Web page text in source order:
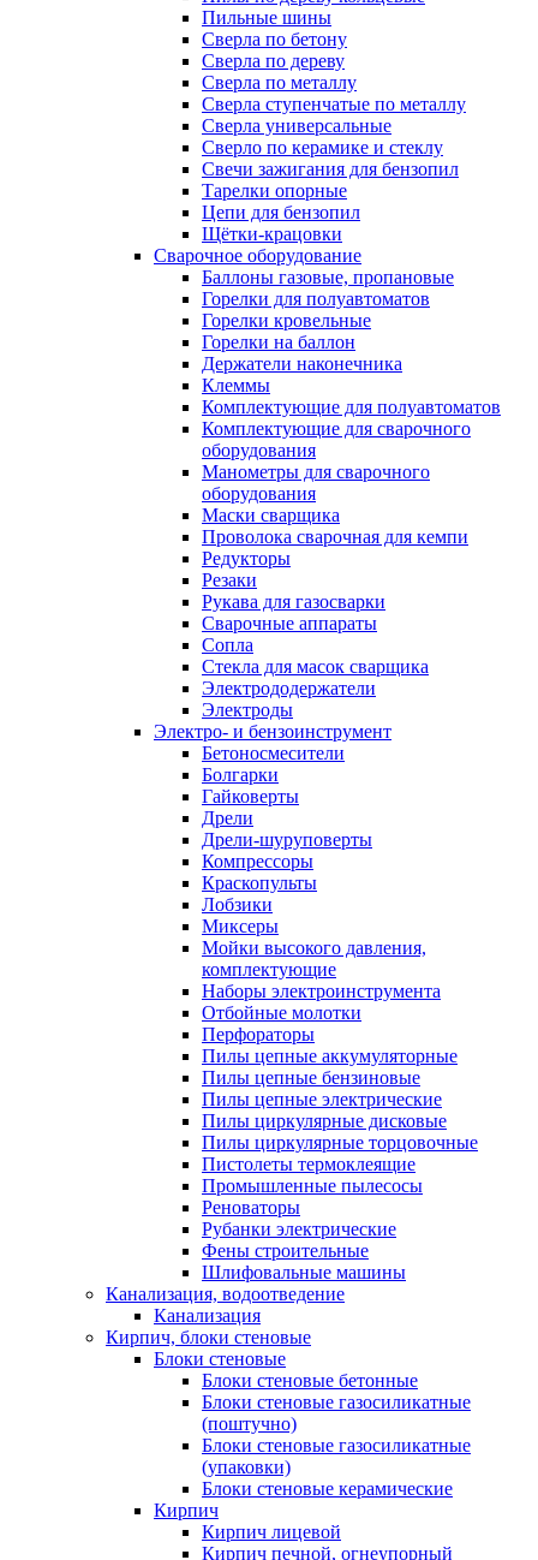
Пильные шины
Сверла по бетону
Сверла по дереву
Сверла по металлу
Сверла ступенчатые по металлу
Сверла универсальные
Сверло по керамике и стеклу
Свечи зажигания для бензопил
Тарелки опорные
Цепи для бензопил
Щётки-крацовки
Сварочное оборудование
Баллоны газовые, пропановые
Горелки для полуавтоматов
Горелки кровельные
Горелки на баллон
Держатели наконечника
Клеммы
Комплектующие для полуавтоматов
Комплектующие для сварочного
оборудования
Манометры для сварочного
оборудования
Маски сварщика
Проволока сварочная для кемпи
Редукторы
Резаки
Рукава для газосварки
Сварочные аппараты
Сопла
Стекла для масок сварщика
Электрододержатели
Электроды
Электро- и бензоинструмент
Бетоносмесители
Болгарки
Гайковерты
Дрели
Дрели-шуруповерты
Компрессоры
Краскопульты
Лобзики
Миксеры
Мойки высокого давления,
комплектующие
Наборы электроинструмента
Отбойные молотки
Перфораторы
Пилы цепные аккумуляторные
Пилы цепные бензиновые
Пилы цепные электрические
Пилы циркулярные дисковые
Пилы циркулярные торцовочные
Пистолеты термоклеящие
Промышленные пылесосы
Реноваторы
Рубанки электрические
Фены строительные
Шлифовальные машины
Канализация, водоотведение
Канализация
Кирпич, блоки стеновые
Блоки стеновые
Блоки стеновые бетонные
Блоки стеновые газосиликатные
(поштучно)
Блоки стеновые газосиликатные
(упаковки)
Блоки стеновые керамические
Кирпич
Кирпич лицевой
Кирпич печной, огнеупорный